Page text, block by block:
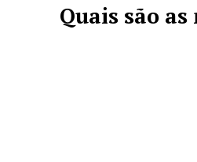
Quais são